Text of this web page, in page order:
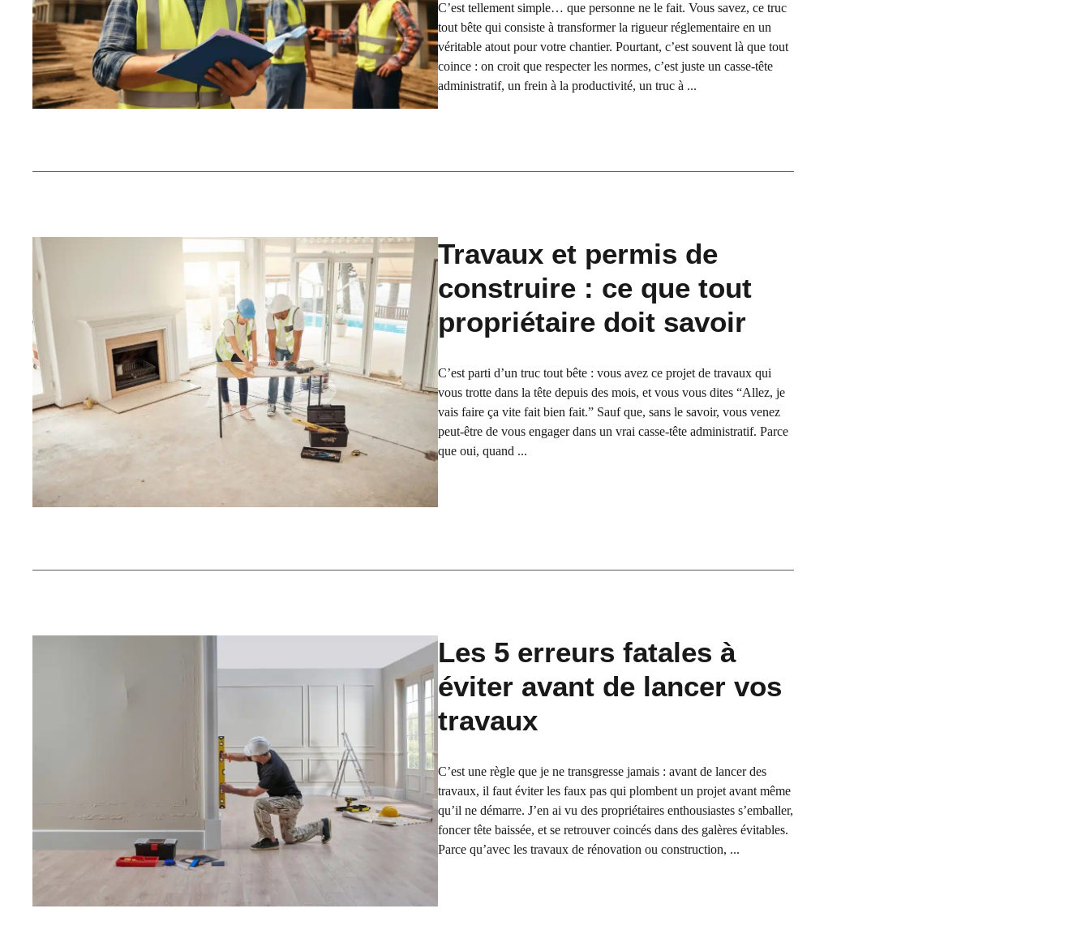
C’est tellement simple… que personne ne le fait. Vous savez, ce truc
tout bête qui consiste à transformer la rigueur réglementaire en un
véritable atout pour votre chantier. Pourtant, c’est souvent là que tout
coince : on croit que respecter les normes, c’est juste un casse-tête
administratif, un frein à la productivité, un truc à ...
Travaux et permis de
construire : ce que tout
propriétaire doit savoir
C’est parti d’un truc tout bête : vous avez ce projet de travaux qui
vous trotte dans la tête depuis des mois, et vous vous dites “Allez, je
vais faire ça vite fait bien fait.” Sauf que, sans le savoir, vous venez
peut-être de vous engager dans un vrai casse-tête administratif. Parce
que oui, quand ...
Les 5 erreurs fatales à
éviter avant de lancer vos
travaux
C’est une règle que je ne transgresse jamais : avant de lancer des
travaux, il faut éviter les faux pas qui plombent un projet avant même
qu’il ne démarre. J’en ai vu des propriétaires enthousiastes s’emballer,
foncer tête baissée, et se retrouver coincés dans des galères évitables.
Parce qu’avec les travaux de rénovation ou construction, ...